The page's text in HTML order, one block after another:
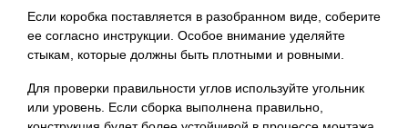
Если коробка поставляется в разобранном виде, соберите
ее согласно инструкции. Особое внимание уделяйте
стыкам, которые должны быть плотными и ровными.
Для проверки правильности углов используйте угольник
или уровень. Если сборка выполнена правильно,